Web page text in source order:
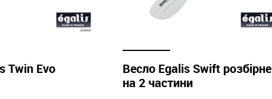
Twin Evo
Весло Egalis Swift розбірне
на 2 частини